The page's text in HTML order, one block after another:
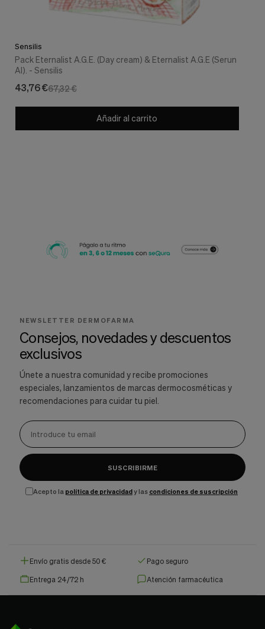
Sensilis
Pack Eternalist A.G.E. (Day cream) & Eternalist A.G.E (Serun
AI). - Sensilis
67,32 €
43,76 €
Añadir al carrito
NEWSLETTER DERMOFARMA
Consejos, novedades y descuentos
exclusivos
Únete a nuestra comunidad y recibe promociones
especiales, lanzamientos de marcas dermocosméticas y
recomendaciones para cuidar tu piel.
SUSCRIBIRME
Acepto la política de privacidady las condiciones de suscripción
Envío gratis desde 50 € Pago seguro
Entrega 24/72 h Atención farmacéutica